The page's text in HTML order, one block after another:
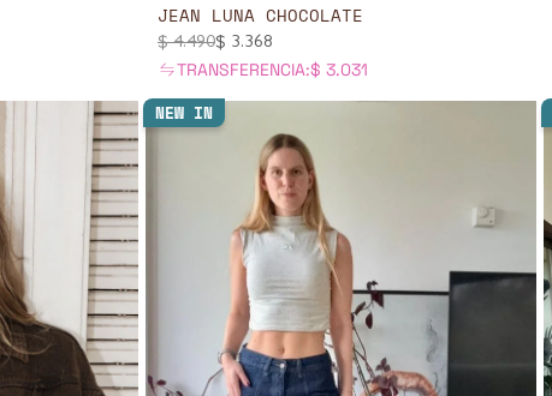
JEAN LUNA CHOCOLATE
$4.490$ 3.368
TRANSFERENCIA:$ 3.031
NEW IN